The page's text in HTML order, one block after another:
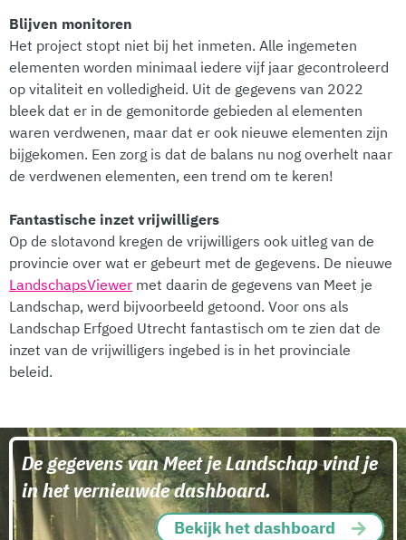
Blijven monitoren
Het project stopt niet bij het inmeten. Alle ingemeten
elementen worden minimaal iedere vijf jaar gecontroleerd
op vitaliteit en volledigheid. Uit de gegevens van 2022
bleek dat er in de gemonitorde gebieden al elementen
waren verdwenen, maar dat er ook nieuwe elementen zijn
bijgekomen. Een zorg is dat de balans nu nog overhelt naar
de verdwenen elementen, een trend om te keren!
Fantastische inzet vrijwilligers
Op de slotavond kregen de vrijwilligers ook uitleg van de
provincie over wat er gebeurt met de gegevens. De nieuwe
LandschapsViewer met daarin de gegevens van Meet je
Landschap, werd bijvoorbeeld getoond. Voor ons als
Landschap Erfgoed Utrecht fantastisch om te zien dat de
inzet van de vrijwilligers ingebed is in het provinciale
beleid.
De gegevens van Meet je Landschap vind je
in het vernieuwde dashboard.
Bekijk het dashboard